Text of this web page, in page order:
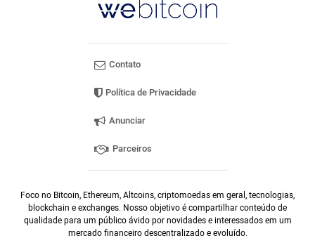
Contato
Política de Privacidade
Anunciar
Parceiros
Foco no Bitcoin, Ethereum, Altcoins, criptomoedas em geral, tecnologias,
blockchain e exchanges. Nosso objetivo é compartilhar conteúdo de
qualidade para um público ávido por novidades e interessados em um
mercado financeiro descentralizado e evoluído.